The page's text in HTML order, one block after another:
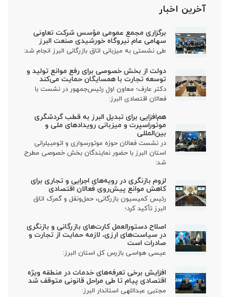
آخرین اخبار
برگزاری مجمع عمومی مؤسس شرکت تعاونی
سهامی عام نیروگاه خورشیدی صنعت البرز
طی نشستی به میزبانی اتاق بازرگانی البرز انجام شد:
دولت از بخش خصوصی برای رفع موانع تولید و
توسعه تجارت با همسایگان حمایت می‌کند
دکتر عارف؛ معاون اول رئیس‌جمهور در نشست با
فعالان اقتصادی البرز:
هم‌افزایی برای تبدیل البرز به قطب گردشگری
موتوراسپرت و میزبانی رویدادهای ملی و
بین‌المللی
در نشست فعالان حوزه موتورسواری و اتومبیلرانی
استان البرز با حضور نمایندگان بخش خصوصی مطرح
شد:
لزوم بازنگری در رویه‌های اجرایی و تجاری برای
کاهش موانع پیش‌روی فعالان اقتصادی
رئیس کمیسیون بازرگانی، حمل‌ونقل و گمرک اتاق
البرز تأکید کرد؛
اصلاح دستورالعمل کارت‌های بازرگانی و بازنگری
در سیاست‌های ارزی، لازمه حمایت از تجارت و
صادرات است
عیسی هواسی بازرس کل استان البرز:
افزایش برخی تعرفه‌های خدمات در منطقه ویژه
اقتصادی پیام تا طی مراحل قانونی متوقف شد
مجتبی عبداللهی استاندار البرز: